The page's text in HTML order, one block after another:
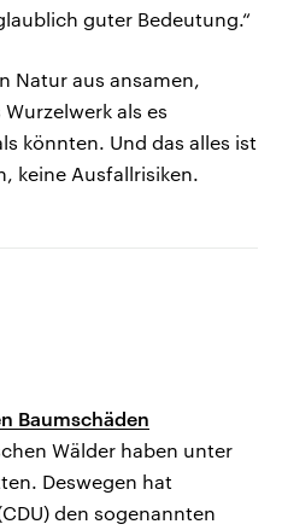
guter Bedeutung.“
Natur aus ansamen,
als es
könnten. Und das alles ist
keine Ausfallrisiken.
Baumschäden
Wälder haben unter
Deswegen hat
den sogenannten